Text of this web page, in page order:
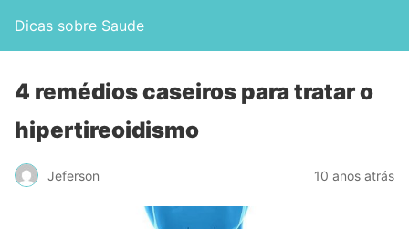
Dicas sobre Saude
4 remédios caseiros para tratar o
hipertireoidismo
Jeferson 10 anos atrás